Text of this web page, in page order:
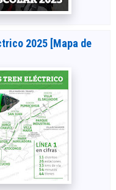
2025 [Mapa de